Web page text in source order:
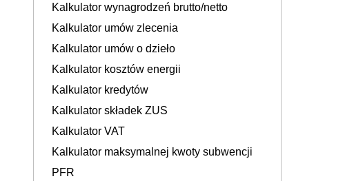
Kalkulator wynagrodzeń brutto/netto
Kalkulator umów zlecenia
Kalkulator umów o dzieło
Kalkulator kosztów energii
Kalkulator kredytów
Kalkulator składek ZUS
Kalkulator VAT
Kalkulator maksymalnej kwoty subwencji
PFR